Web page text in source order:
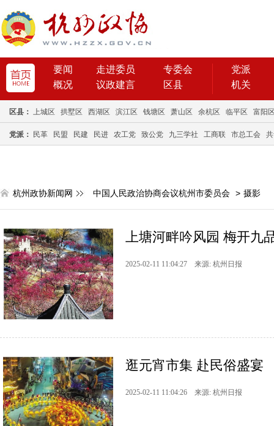
要闻 走进委员
专委会
概况
议政建言 区县
党派
机关
区县： 上城区 拱墅区 西湖区 滨江区 钱塘区 萧山区 余杭区 临平区 富阳
党派： 民革 民盟 民建 民进 农工党 致公党 九三学社 工商联 市总工会
杭州政协新闻网 中国人民政治协商会议杭州市委员会 > 摄影
上塘河畔吟风园 梅开九
2025-02-11 11:04:27 来源: 杭州日报
逛元宵市集 赴民俗盛宴
2025-02-11 11:04:26 来源: 杭州日报